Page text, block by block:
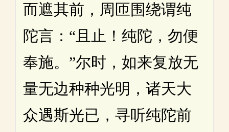
而遮其前，周匝围绕谓纯
陀言：“且止！纯陀，勿便
奉施。”尔时，如来复放无
量无边种种光明，诸天大
众遇斯光已，寻听纯陀前